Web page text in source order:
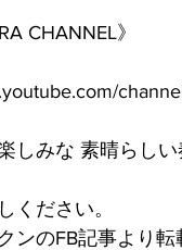
CHANNEL》
しみな 素晴らし
ください。
ンのFB記事より転